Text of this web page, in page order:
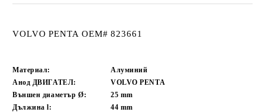
VOLVO PENTA OEM# 823661
Материал:
Алуминий
Анод ДВИГАТЕЛ:
VOLVO PENTA
Външен диаметър Ø:
25 mm
Дължина l:
44 mm